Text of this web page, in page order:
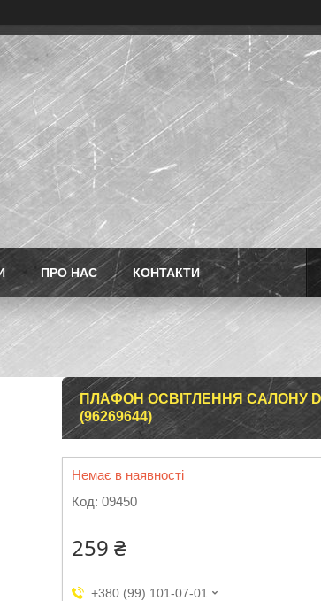
ПРО НАС КОНТАКТИ
ПЛАФОН ОСВІТЛЕННЯ САЛОНУ
(96269644)
Немає в наявності
Код: 09450
259 ₴
+380 (99) 101-07-01